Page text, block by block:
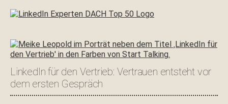
LinkedIn für den Vertrieb: Vertrauen entsteht vor
dem ersten Gespräch